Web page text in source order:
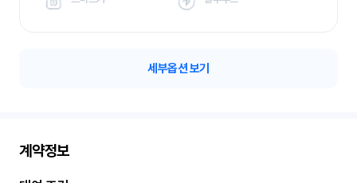
세부옵션 보기
계약정보